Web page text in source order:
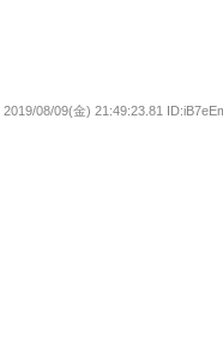
2019/08/09(金) 21:49:23.81